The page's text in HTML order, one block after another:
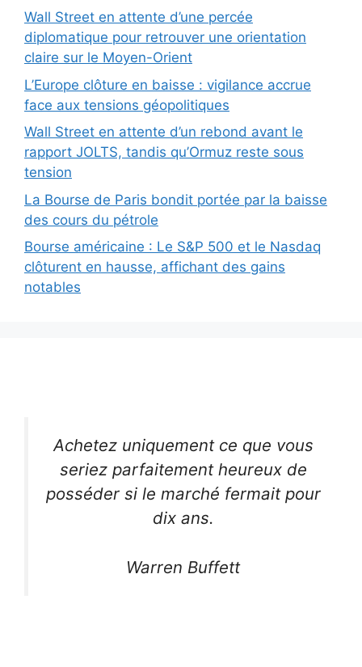
Wall Street en attente d’une percée
diplomatique pour retrouver une orientation
claire sur le Moyen-Orient
L’Europe clôture en baisse : vigilance accrue
face aux tensions géopolitiques
Wall Street en attente d’un rebond avant le
rapport JOLTS, tandis qu’Ormuz reste sous
tension
La Bourse de Paris bondit portée par la baisse
des cours du pétrole
Bourse américaine : Le S&P 500 et le Nasdaq
clôturent en hausse, affichant des gains
notables
Achetez uniquement ce que vous
seriez parfaitement heureux de
posséder si le marché fermait pour
dix ans.
Warren Buffett